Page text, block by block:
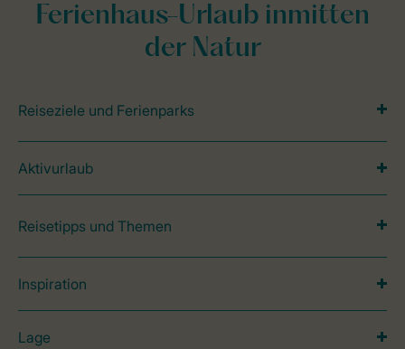
Ferienhaus-Urlaub inmitten
der Natur
Reiseziele und Ferienparks
Aktivurlaub
Reisetipps und Themen
Inspiration
Lage